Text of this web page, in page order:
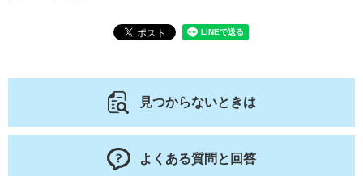
見つからないときは
よくある質問と回答